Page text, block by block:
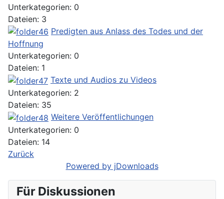
Unterkategorien: 0
Dateien: 3
Predigten aus Anlass des Todes und der
Hoffnung
Unterkategorien: 0
Dateien: 1
Texte und Audios zu Videos
Unterkategorien: 2
Dateien: 35
Weitere Veröffentlichungen
Unterkategorien: 0
Dateien: 14
Zurück
Powered by jDownloads
Für Diskussionen